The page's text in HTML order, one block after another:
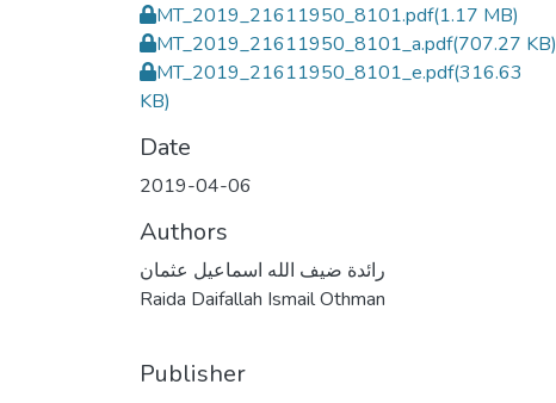
MT_2019_21611950_8101.pdf(1.17 MB)
MT_2019_21611950_8101_a.pdf(707.27 KB)
MT_2019_21611950_8101_e.pdf(316.63
KB)
Date
2019-04-06
Authors
رائدة ضيف الله اسماعيل عثمان
Raida Daifallah Ismail Othman
Publisher